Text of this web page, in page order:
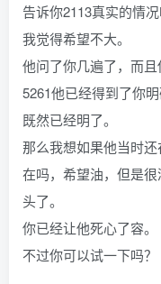
告诉你2113真实的情况
我觉得希望不大。
他问了你几遍了，而且
5261他已经得到了你明
既然已经明了。
那么我想如果他当时
在吗，希望油，但是
头了。
你已经让他死心了容。
不过你可以试一下吗？